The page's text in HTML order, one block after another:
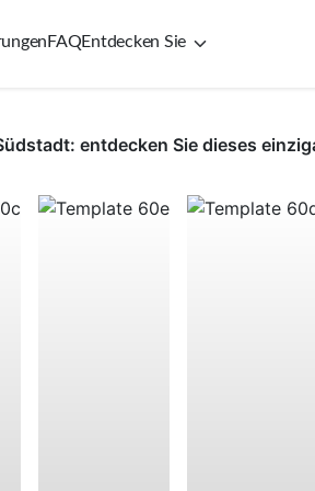
FAQEntdecken Sie
entdecken Sie dieses